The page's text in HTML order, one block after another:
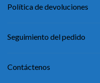
Política de devoluciones
Seguimiento del pedido
Contáctenos